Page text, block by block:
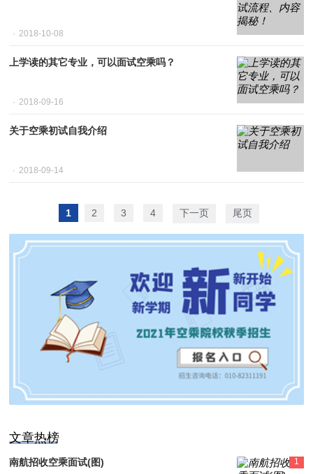
2018-10-08
上学读的其它专业，可以面试空乘吗？
2018-09-16
关于空乘初试自我介绍
2018-09-14
1 2 3 4 下一页 尾页
文章热榜
1
南航招收空乘面试(图)